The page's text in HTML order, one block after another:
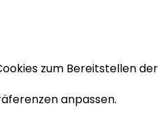
zum Bereitstellen
anpassen.